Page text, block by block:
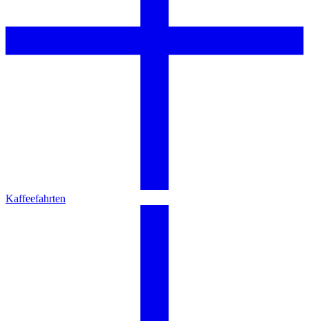
Kaffeefahrten